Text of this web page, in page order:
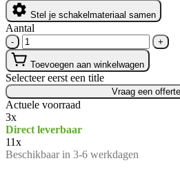
Stel je schakelmateriaal samen
Aantal
- +
Toevoegen aan winkelwagen
Selecteer eerst een title
Vraag een
Actuele voorraad
3x
Direct leverbaar
11x
Beschikbaar in 3-6 werkdagen